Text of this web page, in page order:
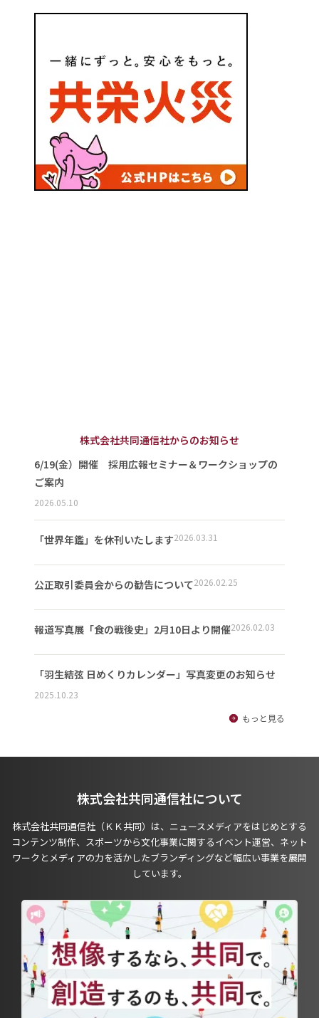
株式会社共同通信社からのお知らせ
6/19(金）開催 採用広報セミナー＆ワークショップの
ご案内
2026.05.10
「世界年鑑」を休刊いたします2026.03.31
公正取引委員会からの勧告について2026.02.25
報道写真展「食の戦後史」2月10日より開催2026.02.03
「羽生結弦 日めくりカレンダー」写真変更のお知らせ
2025.10.23
もっと見る
株式会社共同通信社について
株式会社共同通信社（ＫＫ共同）は、ニュースメディアをはじめとする
コンテンツ制作、スポーツから文化事業に関するイベント運営、ネット
ワークとメディアの力を活かしたブランディングなど幅広い事業を展開
しています。